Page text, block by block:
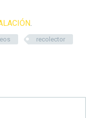
.
recolector